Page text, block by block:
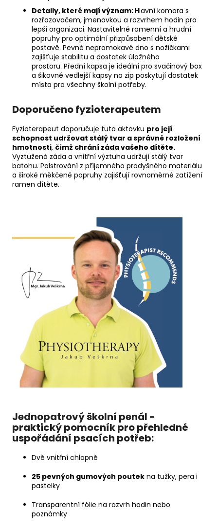
Detaily, které mají význam:Hlavní komora s
rozřazovačem, jmenovkou a rozvrhem hodin pro
lepší organizaci. Nastavitelné ramenní a hrudní
popruhy pro optimální přizpůsobení dětské
postavě. Pevné nepromokavé dno s nožičkami
zajišťuje stabilitu a dostatek úložného
prostoru. Přední kapsa je ideální pro svačinový box
a šikovné vedlejší kapsy na zip poskytují dostatek
místa pro všechny školní potřeby.
Doporučeno fyzioterapeutem
Fyzioterapeut doporučuje tuto aktovku pro její
schopnost udržovat stálý tvar a správné rozložení
hmotnosti, čímž chrání záda vašeho dítěte.
Vyztužená záda a vnitřní výztuha udržují stálý tvar
batohu. Polstrování z příjemného prodyšného materiálu
a široké měkčené popruhy zajišťují rovnoměrné zatížení
ramen dítěte.
Jednopatrový školní penál -
praktický pomocník pro přehledné
uspořádání psacích potřeb:
Dvě vnitřní chlopně
25 pevných gumových poutek na tužky, pera i
pastelky
Transparentní fólie na rozvrh hodin nebo
poznámky